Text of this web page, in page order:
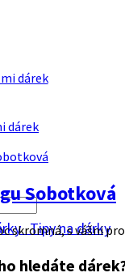
Tipy na dárky
hledáte
Sobotková
skromná, s vášni